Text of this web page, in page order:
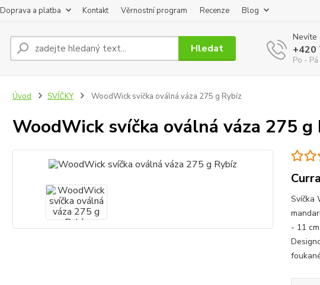
Doprava a platba Kontakt Věrnostní program Recenze Blog
Hledat
Nevíte
+420
Po -
Úvod SVÍČKY WoodWick svíčka oválná váza 275 g Rybíz
WoodWick svíčka oválná váza 275 g
Svíčka
- 11